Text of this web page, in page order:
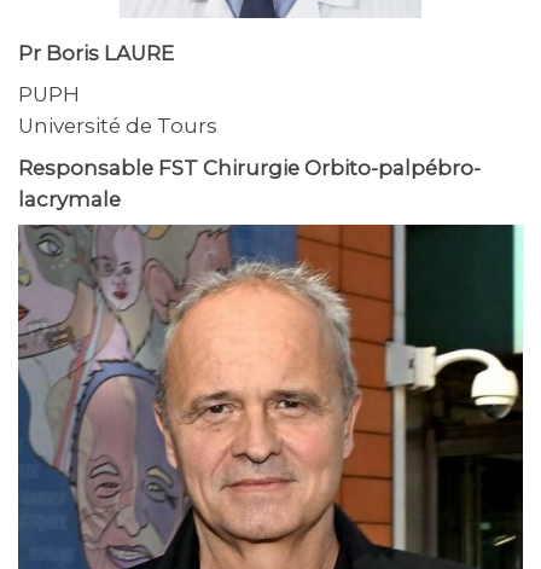
Pr Boris LAURE
PUPH
Université de Tours
Responsable FST Chirurgie Orbito-palpébro-
lacrymale